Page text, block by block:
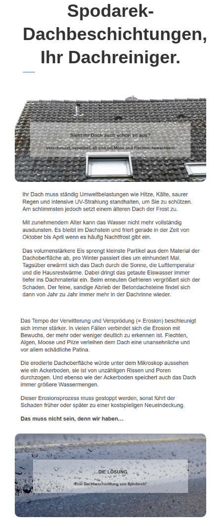
Spodarek-
Dachbeschichtungen,
Ihr Dachreiniger.